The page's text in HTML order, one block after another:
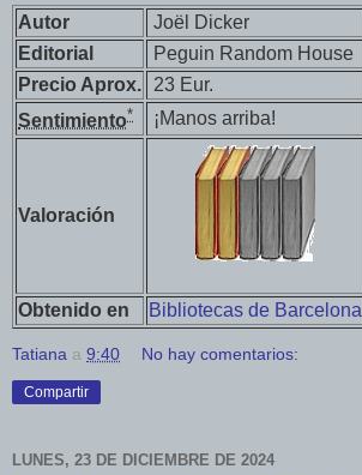
Autor
Joël Dicker
Editorial
Peguin Random House
Precio Aprox.
23 Eur.
Sentimiento* ¡Manos arriba!
Valoración
Obtenido en Bibliotecas de Barcelona
Tatiana a 9:40 No hay comentarios:
Compartir
LUNES, 23 DE DICIEMBRE DE 2024